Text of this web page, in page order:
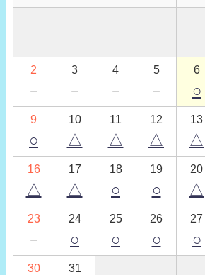
2
－
3
－
4
－
5
－
6
○
9
○
10
△
11
△
12
△
13
△
16
△
17
△
18
○
19
○
20
△
23
－
24
○
25
○
26
○
27
○
30 31